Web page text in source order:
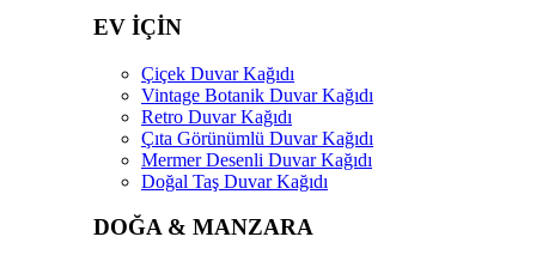
EV İÇİN
Çiçek Duvar Kağıdı
Vintage Botanik Duvar Kağıdı
Retro Duvar Kağıdı
Çıta Görünümlü Duvar Kağıdı
Mermer Desenli Duvar Kağıdı
Doğal Taş Duvar Kağıdı
DOĞA & MANZARA